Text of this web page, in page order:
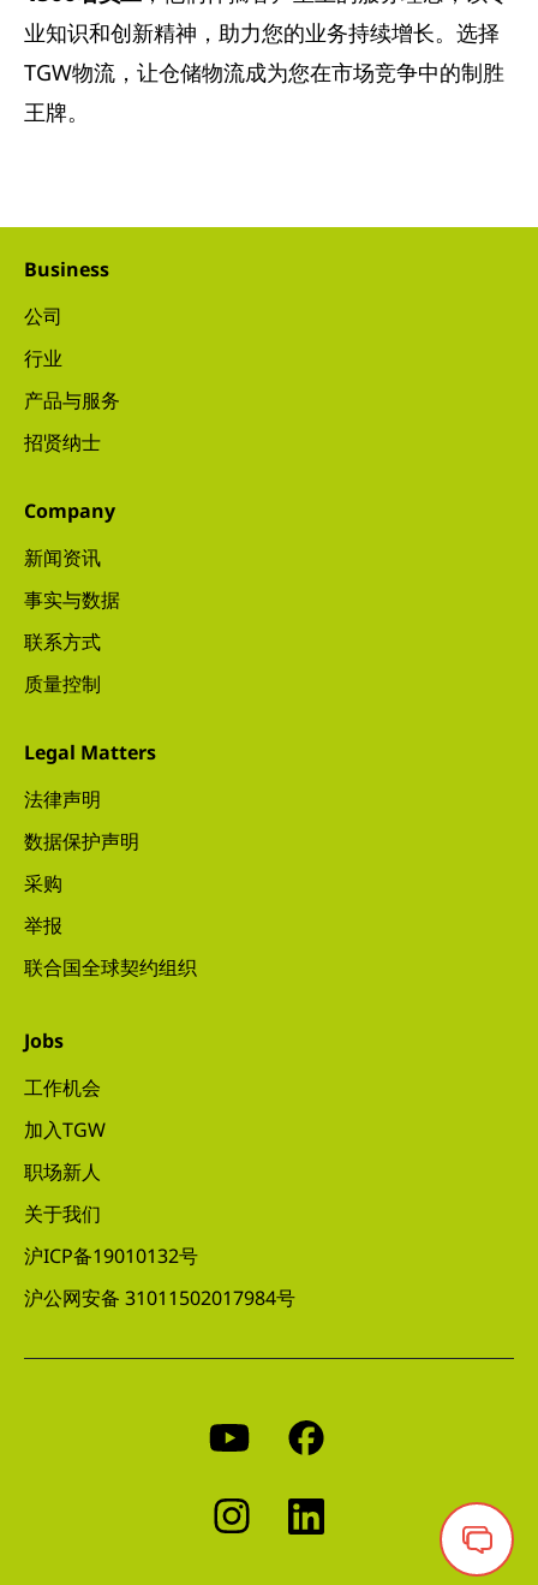
业知识和创新精神，助力您的业务持续增长。选择
TGW物流，让仓储物流成为您在市场竞争中的制胜
王牌。
Business
公司
行业
产品与服务
招贤纳士
Company
新闻资讯
事实与数据
联系方式
质量控制
Legal Matters
法律声明
数据保护声明
采购
举报
联合国全球契约组织
Jobs
工作机会
加入TGW
职场新人
关于我们
沪ICP备19010132号
沪公网安备 31011502017984号